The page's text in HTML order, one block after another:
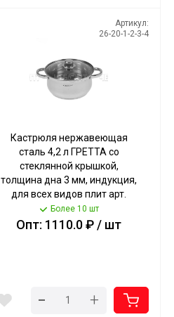
Артикул:
26-20-1-2-3-4
Кастрюля нержавеющая
сталь 4,2 л ГРЕТТА со
стеклянной крышкой,
толщина дна 3 мм, индукция,
для всех видов плит арт.
KT04-D-40 [4] КАТУНЬ
Более 10 шт
Опт: 1110.0 ₽ / шт
- +